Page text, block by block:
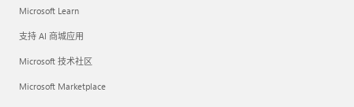
Microsoft Learn
支持 AI 商城应用
Microsoft 技术社区
Microsoft Marketplace